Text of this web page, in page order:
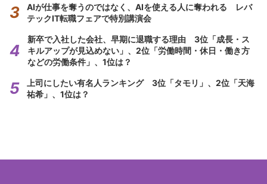
AIが仕事を奪うのではなく、AIを使える人に奪われる レバ
テックIT転職フェアで特別講演会
新卒で入社した会社、早期に退職する理由 3位「成長・ス
キルアップが見込めない」、2位「労働時間・休日・働き方
などの労働条件」、1位は？
上司にしたい有名人ランキング 3位「タモリ」、2位「天海
祐希」、1位は？